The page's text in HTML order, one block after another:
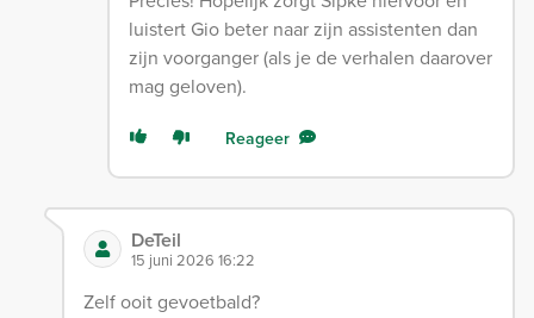
luistert Gio beter naar zijn assistenten dan
zijn voorganger (als je de verhalen daarover
mag geloven).
Reageer
DeTeil
15 juni 2026 16:22
Zelf ooit gevoetbald?